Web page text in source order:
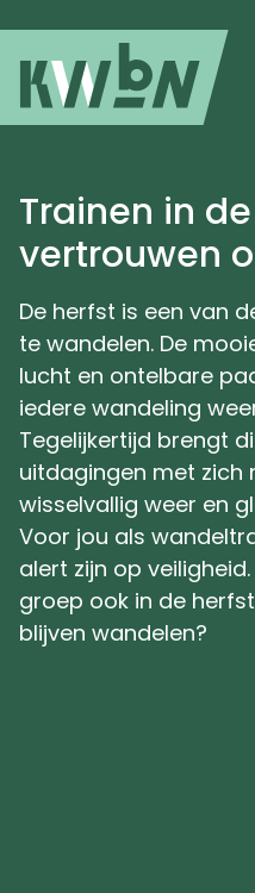
Trainen in
vertrouwen
De herfst is een van
te wandelen. De
lucht en ontelbare
iedere wandeling
Tegelijkertijd brengt
uitdagingen met zich
wisselvallig weer en
Voor jou als
alert zijn op
groep ook in de
blijven wandelen?